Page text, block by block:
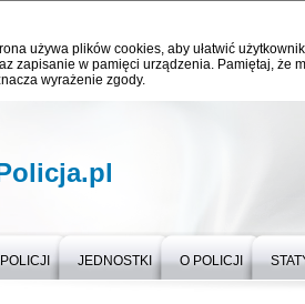
używa plików cookies, aby ułatwić
zapisanie w pamięci urządzenia. Pamiętaj, że
wyrażenie zgody.
JEDNOSTKI O POLICJI